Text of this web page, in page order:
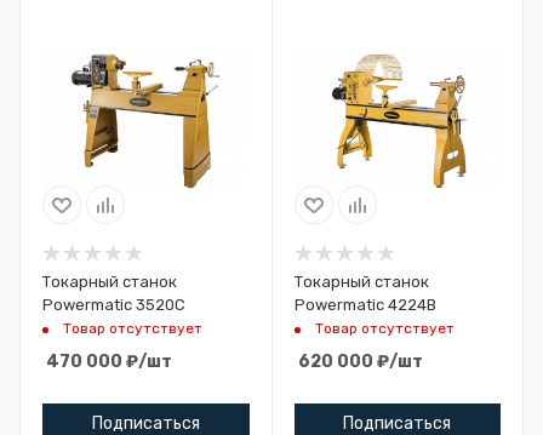
Токарный станок
Powermatic 3520C
Товар отсутствует
470 000 ₽/шт
Подписаться
Токарный станок
Powermatic 4224B
Товар отсутствует
620 000 ₽/шт
Подписаться